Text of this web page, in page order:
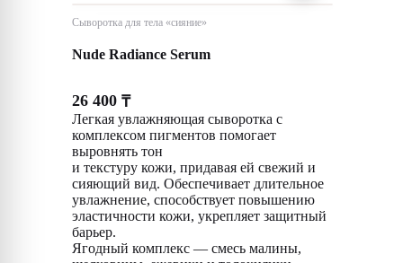
Сыворотка для тела «сияние»
Nude Radiance Serum
26 400 ₸
Легкая увлажняющая сыворотка с
комплексом пигментов помогает
выровнять тон
и текстуру кожи, придавая ей свежий и
сияющий вид. Обеспечивает длительное
увлажнение, способствует повышению
эластичности кожи, укрепляет защитный
барьер.
Ягодный комплекс — смесь малины,